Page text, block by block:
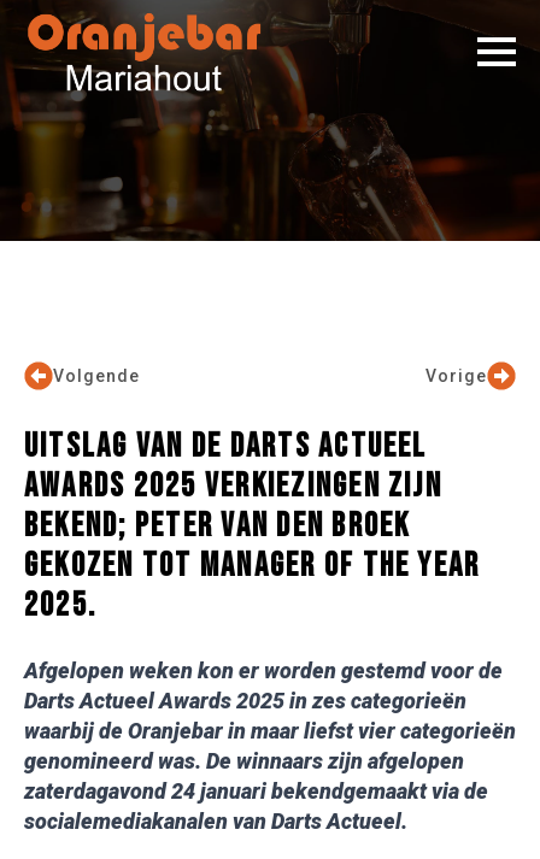
Vorige
Volgende
UITSLAG VAN DE DARTS ACTUEEL
AWARDS 2025 VERKIEZINGEN ZIJN
BEKEND; PETER VAN DEN BROEK
GEKOZEN TOT MANAGER OF THE YEAR
2025.
Afgelopen weken kon er worden gestemd voor de
Darts Actueel Awards 2025 in zes categorieën
waarbij de Oranjebar in maar liefst vier categorieën
genomineerd was. De winnaars zijn afgelopen
zaterdagavond 24 januari bekendgemaakt via de
socialemediakanalen van Darts Actueel.